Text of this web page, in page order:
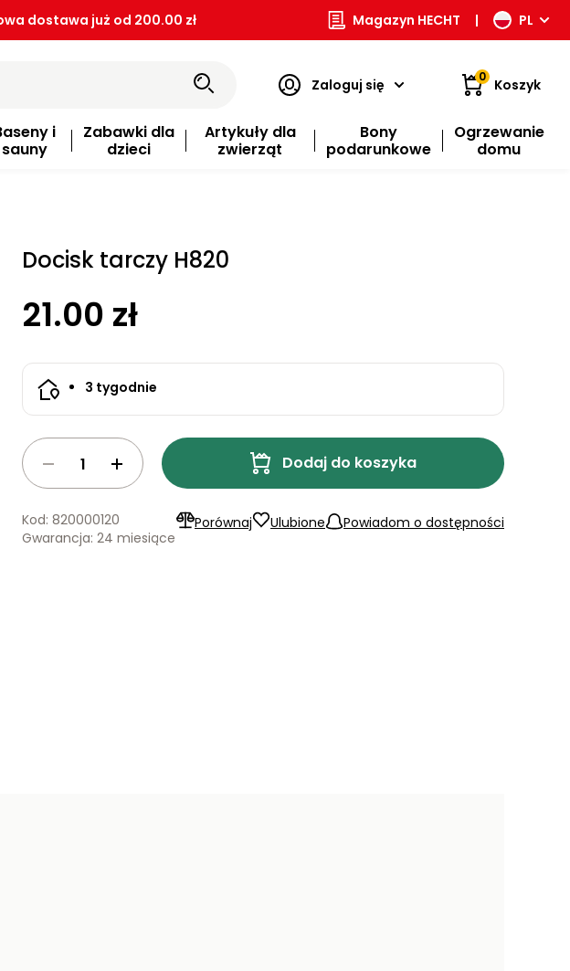
dostawa już od 200.00 zł Magazyn HECHT | PL
Zaloguj się 0 Koszyk
i
sauny
Zabawki dla
dzieci
Artykuły dla
zwierząt
Bony
podarunkowe
Ogrzewanie
domu
Docisk tarczy H820
21.00 zł
3 tygodnie
Dodaj do koszyka
Porównaj Ulubione Powiadom o dostępności
Kod: 820000120
Gwarancja: 24 miesiące